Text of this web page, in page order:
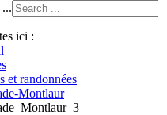
...
ici :
et randonnées
Montlaur